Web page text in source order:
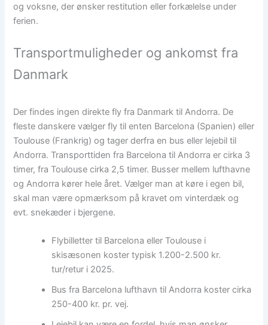
og voksne, der ønsker restitution eller forkælelse under
ferien.
Transportmuligheder og ankomst fra
Danmark
Der findes ingen direkte fly fra Danmark til Andorra. De
fleste danskere vælger fly til enten Barcelona (Spanien) eller
Toulouse (Frankrig) og tager derfra en bus eller lejebil til
Andorra. Transporttiden fra Barcelona til Andorra er cirka 3
timer, fra Toulouse cirka 2,5 timer. Busser mellem lufthavne
og Andorra kører hele året. Vælger man at køre i egen bil,
skal man være opmærksom på kravet om vinterdæk og
evt. snekæder i bjergene.
Flybilletter til Barcelona eller Toulouse i
skisæsonen koster typisk 1.200-2.500 kr.
tur/retur i 2025.
Bus fra Barcelona lufthavn til Andorra koster cirka
250-400 kr. pr. vej.